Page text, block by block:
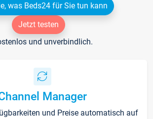
was Beds24 für Sie tun kann
Jetzt testen
und unverbindlich.
Manager
und Preise automatisch auf